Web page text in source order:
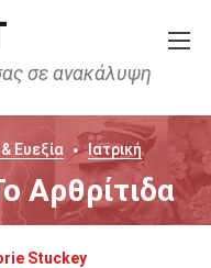
σε ανακάλυψη
Ευεξία Ιατρική
Αρθρίτιδα
Stuckey